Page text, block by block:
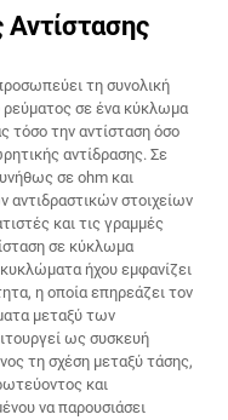
τη συνολική
ρεύματος σε ένα κύκλωμα
τόσο την αντίσταση όσο
αντίδρασης. Σε
σε ohm και
στοιχείων
και τις γραμμές
σε κύκλωμα
ήχου εμφανίζει
η οποία επηρεάζει τον
μεταξύ των
ως συσκευή
τη σχέση μεταξύ τάσης,
και
να παρουσιάσει